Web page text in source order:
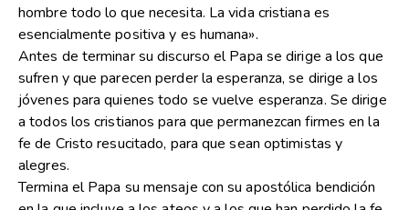
hombre todo lo que necesita. La vida cristiana es
esencialmente positiva y es humana».
Antes de terminar su discurso el Papa se dirige a los que
sufren y que parecen perder la esperanza, se dirige a los
jóvenes para quienes todo se vuelve esperanza. Se dirige
a todos los cristianos para que permanezcan firmes en la
fe de Cristo resucitado, para que sean optimistas y
alegres.
Termina el Papa su mensaje con su apostólica bendición